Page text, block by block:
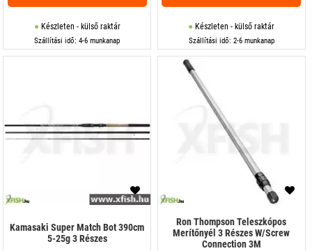
Készleten - külső raktár
Szállítási idő: 4-6 munkanap
Készleten - külső raktár
Szállítási idő: 2-6 munkanap
Kamasaki Super Match Bot 390cm
5-25g 3 Részes
Ron Thompson Teleszkópos
Merítőnyél 3 Részes W/Screw
Connection 3M